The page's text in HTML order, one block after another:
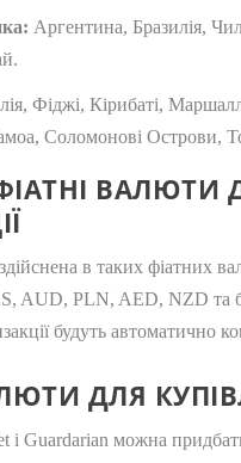
Аргентина, Бразилія,
Фіджі, Кірибаті,
Соломонові Острови,
ВАЛЮТИ
в таких
AUD, PLN, AED, NZD та
будуть автоматично
ДЛЯ
і Guardarian можна